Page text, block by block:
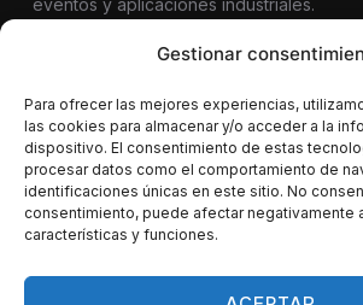
Gestionar
Para ofrecer las mejores experiencias,
las cookies para almacenar y/o acceder a la
dispositivo. El consentimiento de estas
procesar datos como el comportamiento de
identificaciones únicas en este sitio. No
consentimiento, puede afectar negativamente
características y funciones.
eventos y aplicaciones industriales.
CONTACTO
622 290 586
info@dronealmeria.es